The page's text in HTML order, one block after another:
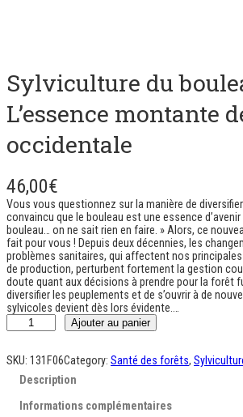
Sylviculture du
L’essence montante
occidentale
46,00€
Vous vous questionnez sur la manière de
convaincu que le bouleau est une essence d’avenir
bouleau… on ne sait rien en faire. » Alors, ce
fait pour vous ! Depuis deux décennies, les
problèmes sanitaires, qui affectent nos
de production, perturbent fortement la gestion
doute quant aux décisions à prendre pour la forêt
diversifier les peuplements et de s’ouvrir à de
sylvicoles devient dès lors évidente.…
u
n
Ajouter au panier
SKU: 131F06Category: Santé des forêts,
Description
Informations complémentaires